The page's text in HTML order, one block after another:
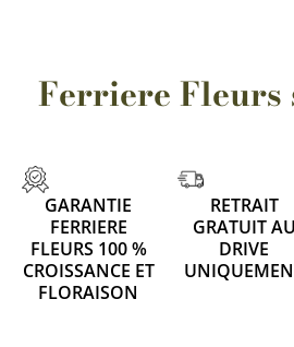
Ferriere Fleurs
GARANTIE
FERRIERE
FLEURS 100 %
CROISSANCE ET
FLORAISON
RETRAIT
GRATUIT AU
DRIVE